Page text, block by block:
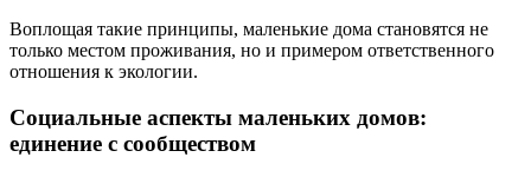
Воплощая такие принципы, маленькие дома становятся не
только местом проживания, но и примером ответственного
отношения к экологии.
Социальные аспекты маленьких домов:
единение с сообществом